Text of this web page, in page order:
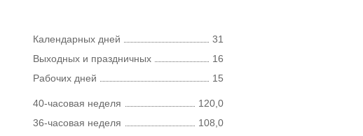
Календарных дней
31
Выходных и праздничных
16
Рабочих дней
15
40-часовая неделя
120,0
36-часовая неделя
108,0